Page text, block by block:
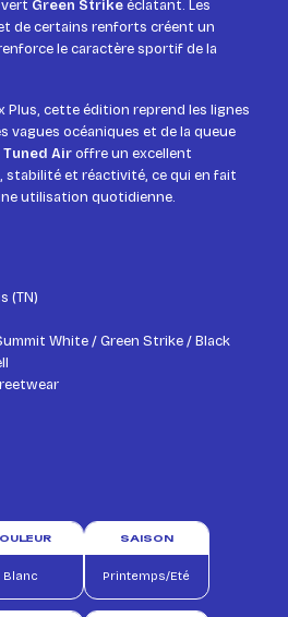
Green Strikeéclatant. Les
de certains renforts créent un
le caractère sportif de la
Plus, cette édition reprend les lignes
vagues océaniques et de la queue
Tuned Airoffre un excellent
et réactivité, ce qui en fait
utilisation quotidienne.
(TN)
White / Green Strike / Black
Blanc
SAISON
Printemps/Eté